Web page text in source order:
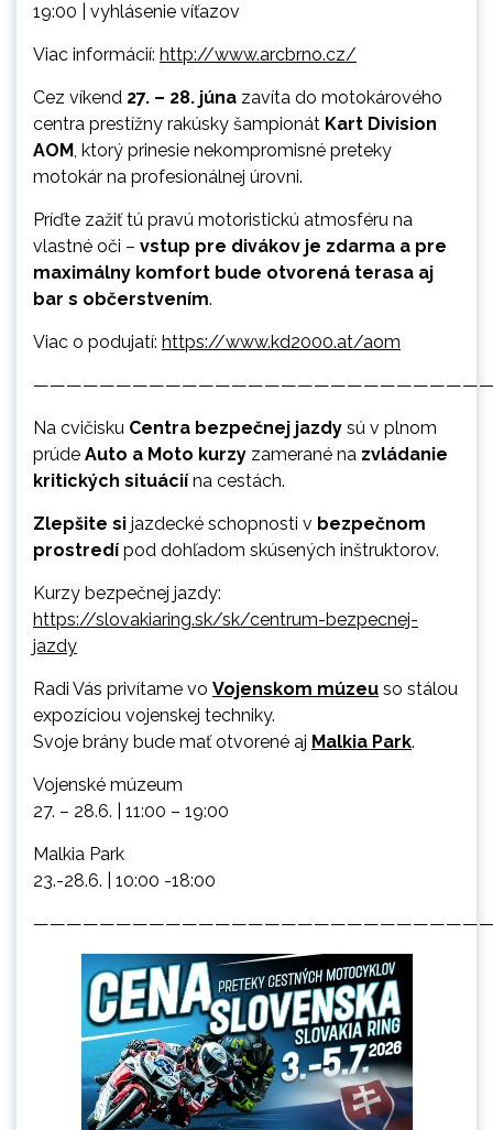
19:00 | vyhlásenie víťazov
Viac informácií: http://www.arcbrno.cz/
Cez víkend 27. – 28. júna zavíta do motokárového
centra prestížny rakúsky šampionát Kart Division
AOM, ktorý prinesie nekompromisné preteky
motokár na profesionálnej úrovni.
Príďte zažiť tú pravú motoristickú atmosféru na
vlastné oči – vstup pre divákov je zdarma a pre
maximálny komfort bude otvorená terasa aj
bar s občerstvením.
Viac o podujatí: https://www.kd2000.at/aom
Na cvičisku Centra bezpečnej jazdy sú v plnom
prúde Auto a Moto kurzy zamerané na zvládanie
kritických situácií na cestách.
Zlepšite si jazdecké schopnosti v bezpečnom
prostredí pod dohľadom skúsených inštruktorov.
Kurzy bezpečnej jazdy:
https://slovakiaring.sk/sk/centrum-bezpecnej-
jazdy
Radi Vás privítame vo Vojenskom múzeu so stálou
expozíciou vojenskej techniky.
Svoje brány bude mať otvorené aj Malkia Park.
Vojenské múzeum
27. – 28.6. | 11:00 – 19:00
Malkia Park
23.-28.6. | 10:00 -18:00